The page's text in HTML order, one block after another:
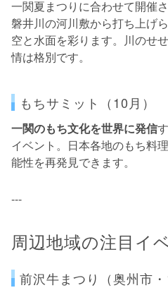
一関夏まつりに合わせて開催さ
磐井川の河川敷から打ち上げ
空と水面を彩ります。川のせ
情は格別です。
もちサミット（10月）
一関のもち文化を世界に発信
イベント。日本各地のもち料
能性を再発見できます。
---
周辺地域の注目イ
前沢牛まつり（奥州市・